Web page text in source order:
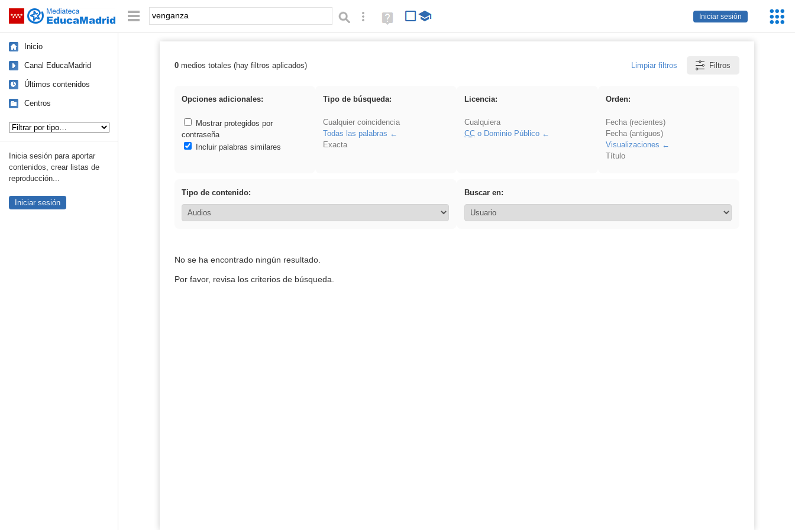
Saltar navegación
Iniciar sesión
Palabra o frase: Búsqueda avanzada
Ayuda
(en
Inicio
Canal EducaMadrid
Últimos contenidos
Centros
Inicia sesión para aportar
contenidos, crear listas de
reproducción...
Iniciar sesión
Resultados de: venganza
0medios totales (hay filtros aplicados) Limpiar filtros Filtros
Opciones adicionales:
Mostrar protegidos por
contraseña
Incluir palabras similares
Tipo de búsqueda:
Cualquier coincidencia
Todas las palabras
Exacta
Licencia:
Cualquiera
CCo Dominio Público
Orden:
Fecha (recientes)
Fecha (antiguos)
Visualizaciones
Título
Tipo de contenido: Buscar en:
No se ha encontrado ningún resultado.
Por favor, revisa los criterios de búsqueda.